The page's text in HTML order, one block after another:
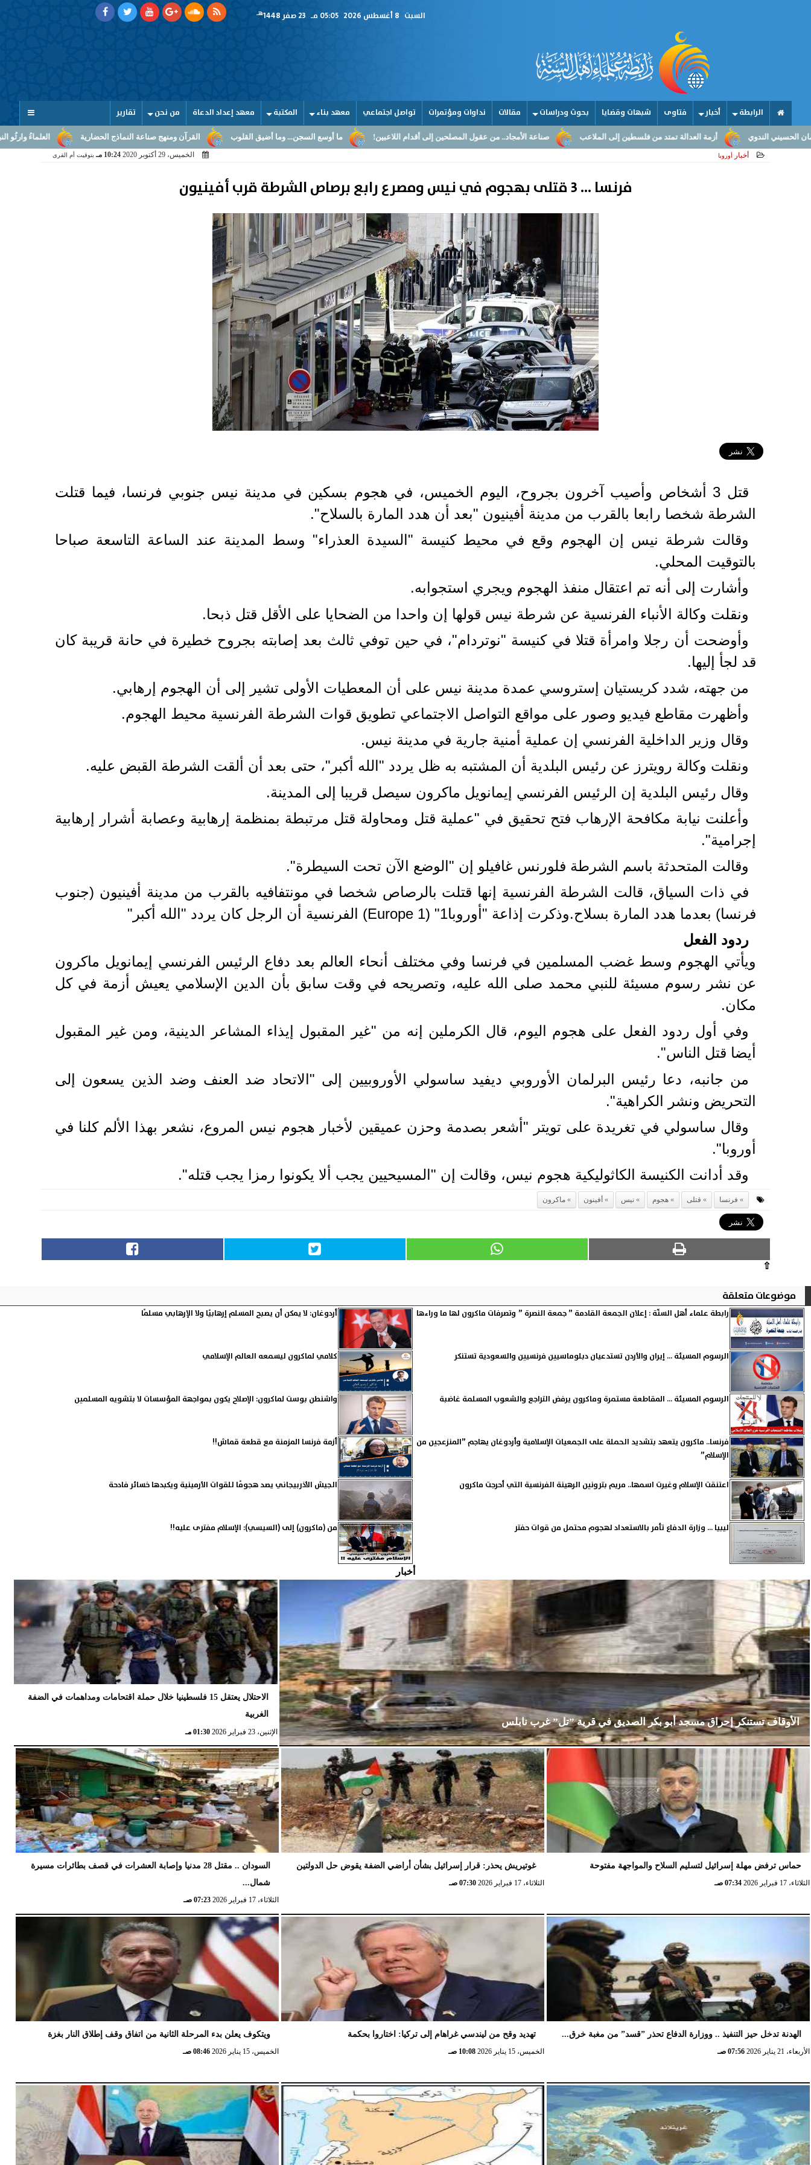
السبت 05:05 مـ هـ
الرابطة أخبار فتاوى شبهات وقضايا بحوث ودراسات مقالات نداوات ومؤتمرات تواصل اجتماعي معهد بناء المكتبة معهد إعداد الدعاة من نحن تقارير
العلماءُ وارثُو النبوّة: من بلاغ الرسالة القرآن ومنهج صناعة النماذج الحضارية ما أوسع السجن... وما أضيق القلوب صناعة الأمجاد.. من عقول المصلحين إلى أقدام اللاعبين! أزمة العدالة تمتد من فلسطين إلى الملاعب
أخبار أوروبا الخميس، 29 أكتوبر 2020 10:24 مـ بتوقيت أم القرى
فرنسا ... 3 قتلى بهجوم في نيس ومصرع رابع برصاص الشرطة قرب أفينيون
قتل 3 أشخاص وأصيب آخرون بجروح، اليوم الخميس، في هجوم بسكين في مدينة نيس جنوبي فرنسا، فيما قتلت
الشرطة شخصا رابعا بالقرب من مدينة أفينيون "بعد أن هدد المارة بالسلاح".
وقالت شرطة نيس إن الهجوم وقع في محيط كنيسة "السيدة العذراء" وسط المدينة عند الساعة التاسعة صباحا
بالتوقيت المحلي.
وأشارت إلى أنه تم اعتقال منفذ الهجوم ويجري استجوابه.
ونقلت وكالة الأنباء الفرنسية عن شرطة نيس قولها إن واحدا من الضحايا على الأقل قتل ذبحا.
وأوضحت أن رجلا وامرأة قتلا في كنيسة "نوتردام"، في حين توفي ثالث بعد إصابته بجروح خطيرة في حانة قريبة كان
قد لجأ إليها.
من جهته، شدد كريستيان إستروسي عمدة مدينة نيس على أن المعطيات الأولى تشير إلى أن الهجوم إرهابي.
وأظهرت مقاطع فيديو وصور على مواقع التواصل الاجتماعي تطويق قوات الشرطة الفرنسية محيط الهجوم.
وقال وزير الداخلية الفرنسي إن عملية أمنية جارية في مدينة نيس.
ونقلت وكالة رويترز عن رئيس البلدية أن المشتبه به ظل يردد "الله أكبر"، حتى بعد أن ألقت الشرطة القبض عليه.
وقال رئيس البلدية إن الرئيس الفرنسي إيمانويل ماكرون سيصل قريبا إلى المدينة.
وأعلنت نيابة مكافحة الإرهاب فتح تحقيق في "عملية قتل ومحاولة قتل مرتبطة بمنظمة إرهابية وعصابة أشرار إرهابية
إجرامية".
وقالت المتحدثة باسم الشرطة فلورنس غافيلو إن "الوضع الآن تحت السيطرة".
في ذات السياق، قالت الشرطة الفرنسية إنها قتلت بالرصاص شخصا في مونتفافيه بالقرب من مدينة أفينيون (جنوب
فرنسا) بعدما هدد المارة بسلاح.وذكرت إذاعة "أوروبا1" (Europe 1) الفرنسية أن الرجل كان يردد "الله أكبر"
ردود الفعل
ويأتي الهجوم وسط غضب المسلمين في فرنسا وفي مختلف أنحاء العالم بعد دفاع الرئيس الفرنسي إيمانويل ماكرون
عن نشر رسوم مسيئة للنبي محمد صلى الله عليه، وتصريحه في وقت سابق بأن الدين الإسلامي يعيش أزمة في كل
مكان.
وفي أول ردود الفعل على هجوم اليوم، قال الكرملين إنه من "غير المقبول إيذاء المشاعر الدينية، ومن غير المقبول
أيضا قتل الناس".
من جانبه، دعا رئيس البرلمان الأوروبي ديفيد ساسولي الأوروبيين إلى "الاتحاد ضد العنف وضد الذين يسعون إلى
التحريض ونشر الكراهية".
وقال ساسولي في تغريدة على تويتر "أشعر بصدمة وحزن عميقين لأخبار هجوم نيس المروع، نشعر بهذا الألم كلنا في
أوروبا".
وقد أدانت الكنيسة الكاثوليكية هجوم نيس، وقالت إن "المسيحيين يجب ألا يكونوا رمزا يجب قتله".
فرنسا قتلى هجوم نيس أفينون ماكرون
⇧
موضوعات متعلقة
رابطة علماء أهل السنّة : إعلان الجمعة القادمة ” جمعة النصرة ” وتصرفات ماكرون لها ما وراءها أردوغان: لا يمكن أن يصبح المسلم إرهابيًا ولا الإرهابي مسلمًا
الرسوم المسيئة ... إيران والأردن تستدعيان دبلوماسيين فرنسيين والسعودية تستنكر كلامي لماكرون ليسمعه العالم الإسلامي
الرسوم المسيئة ... المقاطعة مستمرة وماكرون يرفض التراجع والشعوب المسلمة غاضبة واشنطن بوست لماكرون: الإصلاح يكون بمواجهة المؤسسات لا بتشويه المسلمين
فرنسا.. ماكرون يتعهد بتشديد الحملة على الجمعيات الإسلامية وأردوغان يهاجم ”المنزعجين من
الإسلام”
أزمة فرنسا المزمنة مع قطعة قماش!!
اعتنقت الإسلام وغيرت اسمها.. مريم بترونين الرهينة الفرنسية التي أحرجت ماكرون الجيش الأذربيجاني يصد هجومًا للقوات الأرمينية ويكبدها خسائر فادحة
ليبيا ... وزارة الدفاع تأمر بالاستعداد لهجوم محتمل من قوات حفتر من (ماكرون) إلى (السيسي): الإسلام مفترى عليه!!
أخبار
الأوقاف تستنكر إحراق مسجد أبو بكر الصديق في قرية ”تل” غرب نابلس
الإثنين، 23 فبراير 2026 02:15 مـ
الاحتلال يعتقل 15 فلسطينيا خلال حملة اقتحامات ومداهمات في الضفة
الغربية
الإثنين، 23 فبراير 2026 01:30 مـ
حماس ترفض مهلة إسرائيل لتسليم السلاح والمواجهة مفتوحة
الثلاثاء، 17 فبراير 2026 07:34 صـ
غوتيريش يحذر: قرار إسرائيل بشأن أراضي الضفة يقوض حل الدولتين
الثلاثاء، 17 فبراير 2026 07:30 صـ
السودان .. مقتل 28 مدنيا وإصابة العشرات في قصف بطائرات مسيرة
شمال...
الثلاثاء، 17 فبراير 2026 07:23 صـ
الهدنة تدخل حيز التنفيذ .. ووزارة الدفاع تحذر ”قسد” من مغبة خرق...
الأربعاء، 21 يناير 2026 07:56 صـ
تهديد وقح من ليندسي غراهام إلى تركيا: اختاروا بحكمة
الخميس، 15 يناير 2026 10:08 صـ
ويتكوف يعلن بدء المرحلة الثانية من اتفاق وقف إطلاق النار بغزة
الخميس، 15 يناير 2026 08:46 صـ